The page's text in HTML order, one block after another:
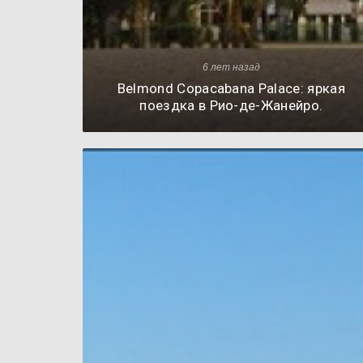
6 лет назад
Belmond Copacabana Palace: яркая
поездка в Рио-де-Жанейро.